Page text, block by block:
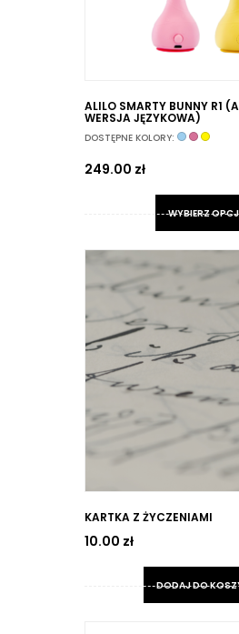
ALILO SMARTY BUNNY R1
WERSJA JĘZYKOWA)
DOSTĘPNE KOLORY:
249.00 zł
WYBIERZ
ma
Opcje
KARTKA Z ŻYCZENIAMI
10.00 zł
DODAJ DO